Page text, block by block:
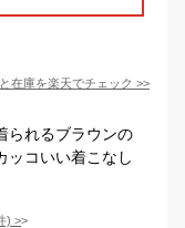
在庫を楽天でチェック >>
られるブラウンの
ッコいい着こなし
) >